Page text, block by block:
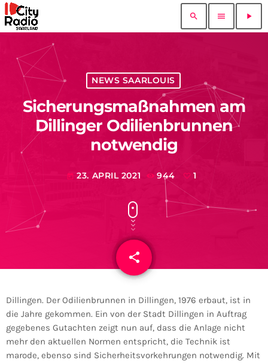
search menu play_arrow
NEWS SAARLOUIS
Sicherungsmaßnahmen am
Dillinger Odilienbrunnen
notwendig
today 23. APRIL 2021 944 1
share
email
Dillingen. Der Odilienbrunnen in Dillingen, 1976 erbaut, ist in
die Jahre gekommen. Ein von der Stadt Dillingen in Auftrag
gegebenes Gutachten zeigt nun auf, dass die Anlage nicht
mehr den aktuellen Normen entspricht, die Technik ist
marode, ebenso sind Sicherheitsvorkehrungen notwendig. Mit